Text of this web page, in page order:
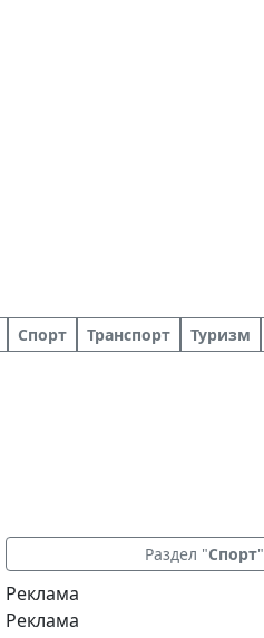
Спорт Транспорт Туризм
Раздел "Спорт"
Реклама
Реклама